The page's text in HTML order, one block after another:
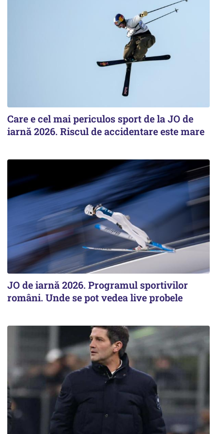
Care e cel mai periculos sport de la JO de
iarnă 2026. Riscul de accidentare este mare
JO de iarnă 2026. Programul sportivilor
români. Unde se pot vedea live probele